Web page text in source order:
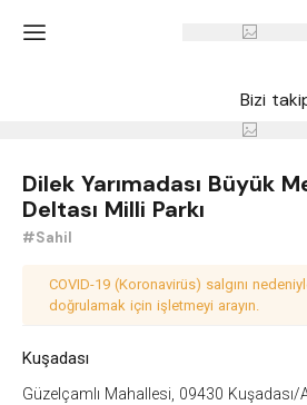
'
Bizi
Dilek Yarımadası Büyük
Deltası Milli Parkı
#Sahil
COVID-19 (Koronavirüs) salgını
doğrulamak için işletmeyi arayın.
Kuşadası
Güzelçamlı Mahallesi, 09430 Kuşadası/